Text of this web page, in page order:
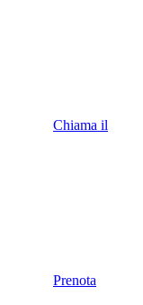
Chiama il
Prenota